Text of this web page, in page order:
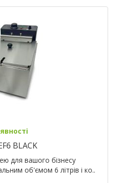
BLACK
для вашого бізнесу
об'ємом 6 літрів і ко..